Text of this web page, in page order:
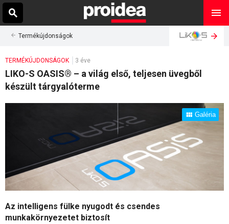
Termékújdonságok
TERMÉKÚJDONSÁGOK 3 éve
LIKO-S OASIS® – a világ első, teljesen üvegből
készült tárgyalóterme
Galéria
Az intelligens fülke nyugodt és csendes
munkakörnyezetet biztosít